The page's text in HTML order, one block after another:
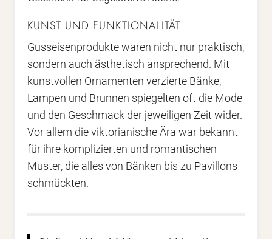
KUNST UND FUNKTIONALITÄT
Gusseisenprodukte waren nicht nur praktisch,
sondern auch ästhetisch ansprechend. Mit
kunstvollen Ornamenten verzierte Bänke,
Lampen und Brunnen spiegelten oft die Mode
und den Geschmack der jeweiligen Zeit wider.
Vor allem die viktorianische Ära war bekannt
für ihre komplizierten und romantischen
Muster, die alles von Bänken bis zu Pavillons
schmückten.